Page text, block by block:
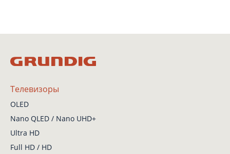
Телевизоры
OLED
Nano QLED / Nano UHD+
Ultra HD
Full HD / HD